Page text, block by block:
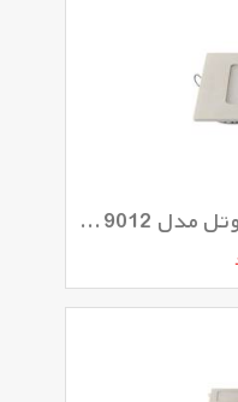
چراغ ال ای دی 12 وات تکنوتل مدل SMD 12W 9012